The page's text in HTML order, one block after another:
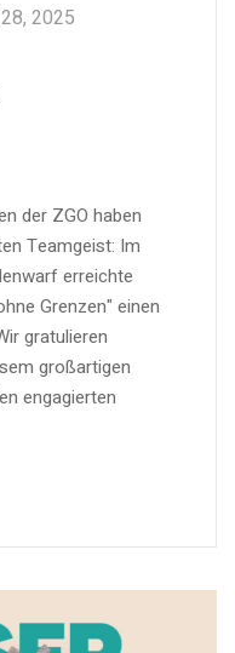
2025
der ZGO haben
Teamgeist: Im
erreichte
Grenzen" einen
gratulieren
großartigen
engagierten